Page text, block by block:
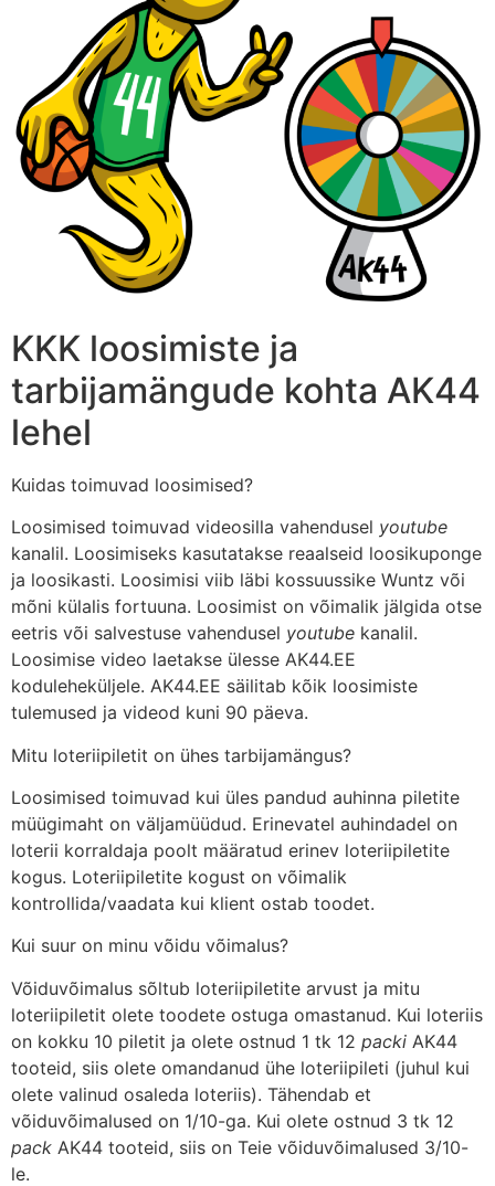
KKK loosimiste ja
tarbijamängude kohta AK44
lehel
Kuidas toimuvad loosimised?
Loosimised toimuvad videosilla vahendusel youtube
kanalil. Loosimiseks kasutatakse reaalseid loosikuponge
ja loosikasti. Loosimisi viib läbi kossuussike Wuntz või
mõni külalis fortuuna. Loosimist on võimalik jälgida otse
eetris või salvestuse vahendusel youtube kanalil.
Loosimise video laetakse ülesse AK44.EE
koduleheküljele. AK44.EE säilitab kõik loosimiste
tulemused ja videod kuni 90 päeva.
Mitu loteriipiletit on ühes tarbijamängus?
Loosimised toimuvad kui üles pandud auhinna piletite
müügimaht on väljamüüdud. Erinevatel auhindadel on
loterii korraldaja poolt määratud erinev loteriipiletite
kogus. Loteriipiletite kogust on võimalik
kontrollida/vaadata kui klient ostab toodet.
Kui suur on minu võidu võimalus?
Võiduvõimalus sõltub loteriipiletite arvust ja mitu
loteriipiletit olete toodete ostuga omastanud. Kui loteriis
on kokku 10 piletit ja olete ostnud 1 tk 12 packi AK44
tooteid, siis olete omandanud ühe loteriipileti (juhul kui
olete valinud osaleda loteriis). Tähendab et
võiduvõimalused on 1/10-ga. Kui olete ostnud 3 tk 12
pack AK44 tooteid, siis on Teie võiduvõimalused 3/10-
le.